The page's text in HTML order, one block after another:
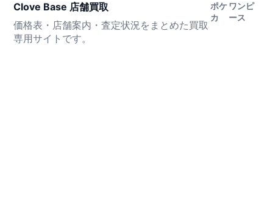
Clove Base 店舗買取
価格表・店舗案内・査定状況をまとめた買取
専用サイトです。
ポケ
カ
ワンピ
ース